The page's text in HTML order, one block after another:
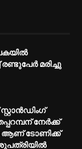
രണ്ടുപേർ മരിച്ചു
നേർക്ക്
ആണ് ടോണിക്ക്